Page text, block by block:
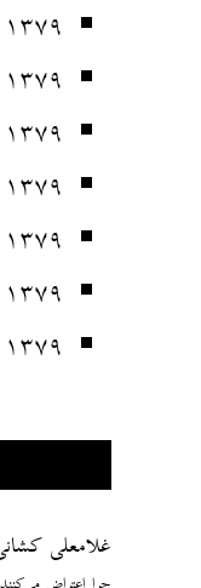
۱۳۷۹
۱۳۷۹
۱۳۷۹
۱۳۷۹
۱۳۷۹
۱۳۷۹
۱۳۷۹
غلامعلی